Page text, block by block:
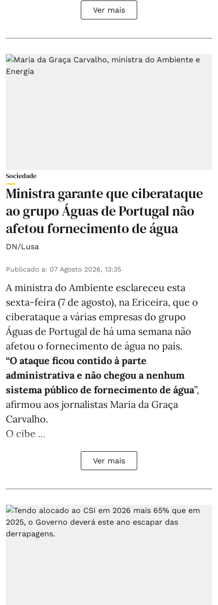
Ver mais
Sociedade
Ministra garante que ciberataque
ao grupo Águas de Portugal não
afetou fornecimento de água
DN/Lusa
Publicado a: 07 Agosto 2026, 13:35
A ministra do Ambiente esclareceu esta
sexta-feira (7 de agosto), na Ericeira, que o
ciberataque a várias empresas do grupo
Águas de Portugal de há uma semana não
afetou o fornecimento de água no país.
“O ataque ficou contido à parte
administrativa e não chegou a nenhum
sistema público de fornecimento de água”,
afirmou aos jornalistas Maria da Graça
Carvalho.
O cibe ...
Ver mais